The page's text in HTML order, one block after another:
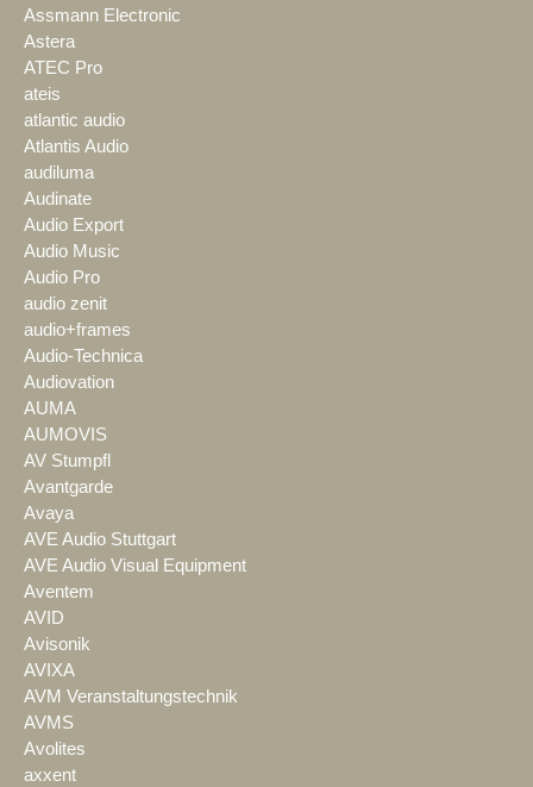
Assmann Electronic
Astera
ATEC Pro
ateis
atlantic audio
Atlantis Audio
audiluma
Audinate
Audio Export
Audio Music
Audio Pro
audio zenit
audio+frames
Audio-Technica
Audiovation
AUMA
AUMOVIS
AV Stumpfl
Avantgarde
Avaya
AVE Audio Stuttgart
AVE Audio Visual Equipment
Aventem
AVID
Avisonik
AVIXA
AVM Veranstaltungstechnik
AVMS
Avolites
axxent